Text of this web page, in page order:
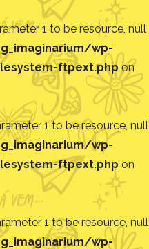
1 to be resource, null
wp-
ftpext.php on
1 to be resource, null
wp-
ftpext.php on
1 to be resource, null
wp-